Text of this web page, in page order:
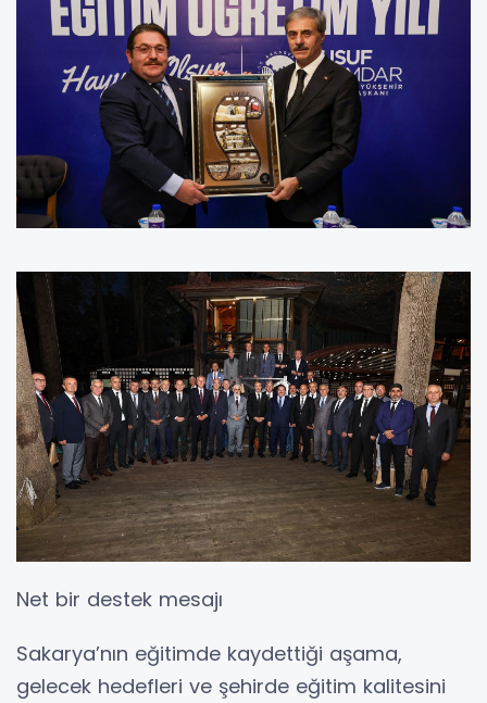
Net bir destek mesajı
Sakarya’nın eğitimde kaydettiği aşama,
gelecek hedefleri ve şehirde eğitim kalitesini